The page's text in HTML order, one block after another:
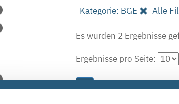
Kategorie: BGE
Alle
Es wurden 2 Ergebnisse
Ergebnisse pro Seite:
1